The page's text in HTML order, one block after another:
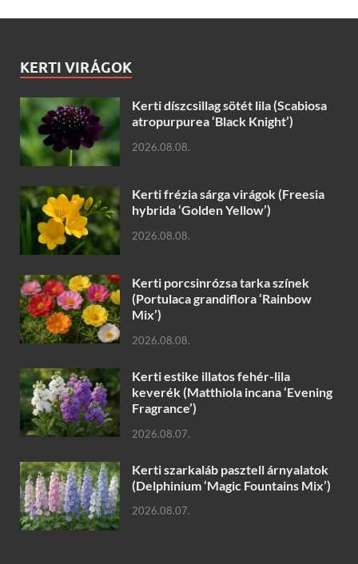
KERTI VIRÁGOK
Kerti díszcsillag sötét lila (Scabiosa
atropurpurea ‘Black Knight’)
2026.08.08.
Kerti frézia sárga virágok (Freesia
hybrida ‘Golden Yellow’)
2026.08.08.
Kerti porcsinrózsa tarka színek
(Portulaca grandiflora ‘Rainbow
Mix’)
2026.08.08.
Kerti estike illatos fehér-lila
keverék (Matthiola incana ‘Evening
Fragrance’)
2026.08.07.
Kerti szarkaláb pasztell árnyalatok
(Delphinium ‘Magic Fountains Mix’)
2026.08.07.